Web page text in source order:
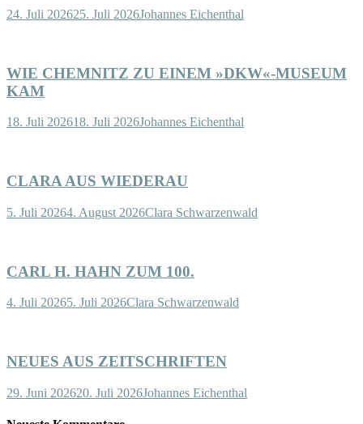
24. Juli 202625. Juli 2026Johannes Eichenthal
WIE CHEMNITZ ZU EINEM »DKW«-MUSEUM
KAM
18. Juli 202618. Juli 2026Johannes Eichenthal
CLARA AUS WIEDERAU
5. Juli 20264. August 2026Clara Schwarzenwald
CARL H. HAHN ZUM 100.
4. Juli 20265. Juli 2026Clara Schwarzenwald
NEUES AUS ZEITSCHRIFTEN
29. Juni 202620. Juli 2026Johannes Eichenthal